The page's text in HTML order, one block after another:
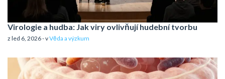
Virologie a hudba: Jak viry ovlivňují hudební tvorbu
z led 6, 2026 - vVěda a výzkum